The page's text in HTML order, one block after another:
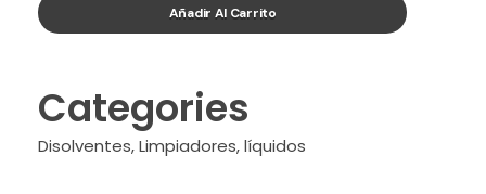
Añadir Al Carrito
Categories
Disolventes,Limpiadores,líquidos